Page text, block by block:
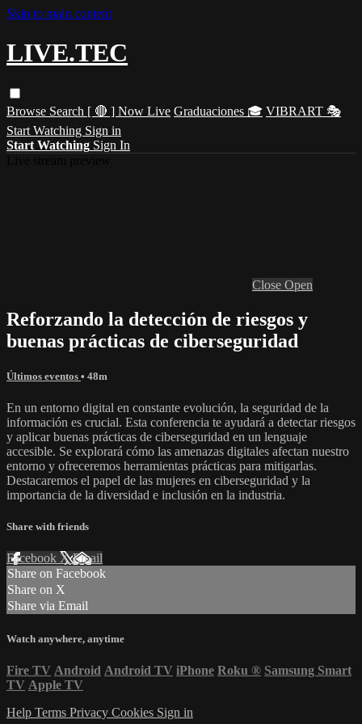
Skip to main content
LIVE.TEC
Browse Search [ 🔴 ] Now Live Graduaciones 🎓 VIBRART 🎭
Start Watching Sign in
Start Watching Sign In
Close Open
Reforzando la detección de riesgos y
buenas prácticas de ciberseguridad
Últimos eventos • 48m
En un entorno digital en constante evolución, la seguridad de la
información es crucial. Esta conferencia te ayudará a detectar riesgos
y aplicar buenas prácticas de ciberseguridad en un lenguaje
accesible. Se explorará cómo las amenazas digitales afectan nuestro
entorno y ofreceremos herramientas prácticas para mitigarlas.
Destacaremos el papel de las mujeres en ciberseguridad y la
importancia de la diversidad e inclusión en la industria.
Share with friends
Facebook XEmail
Share on Facebook
Share on X
Share via Email
Watch anywhere, anytime
Fire TV Android Android TV iPhone Roku ® Samsung Smart
TV Apple TV
Help Terms Privacy Cookies Sign in